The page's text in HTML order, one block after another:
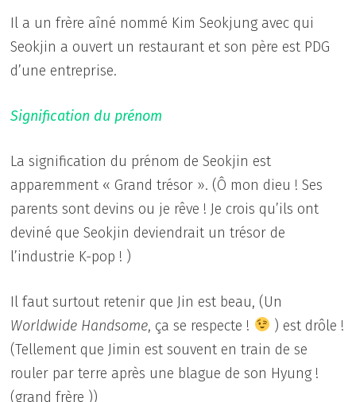
Il a un frère aîné nommé Kim Seokjung avec qui
Seokjin a ouvert un restaurant et son père est PDG
d’une entreprise.
Signification du prénom
La signification du prénom de Seokjin est
apparemment « Grand trésor ». (Ô mon dieu ! Ses
parents sont devins ou je rêve ! Je crois qu’ils ont
deviné que Seokjin deviendrait un trésor de
l’industrie K-pop ! )
Il faut surtout retenir que Jin est beau, (Un
Worldwide Handsome, ça se respecte !
) est drôle !
(Tellement que Jimin est souvent en train de se
rouler par terre après une blague de son Hyung !
(grand frère ))